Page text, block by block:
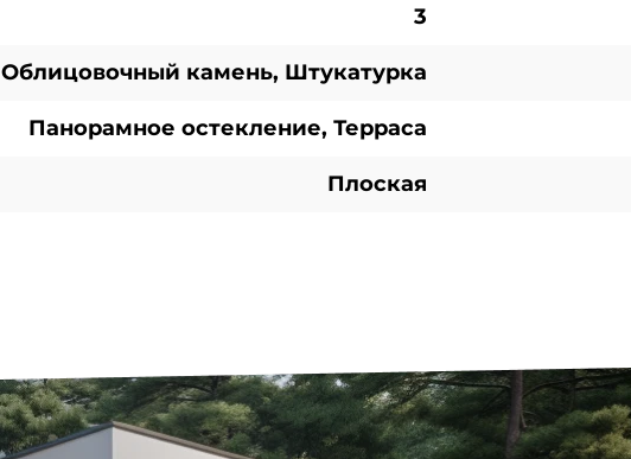
3
Облицовочный камень, Штукатурка
Панорамное остекление, Терраса
Плоская